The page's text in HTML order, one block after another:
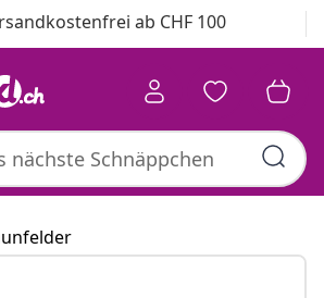
ab CHF 100